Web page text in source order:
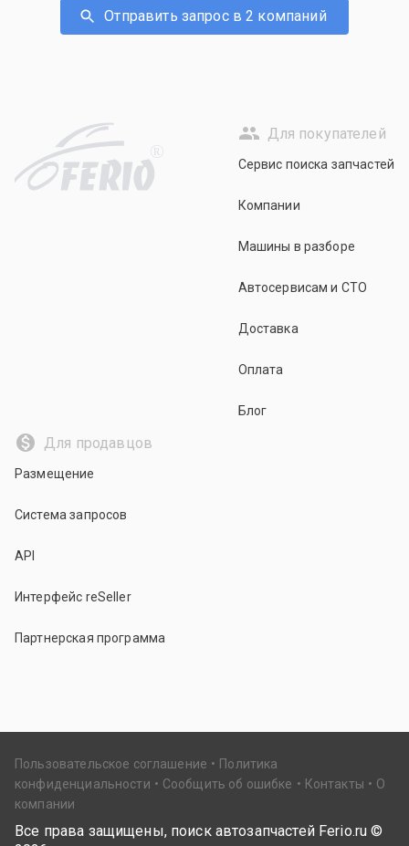
Отправить запрос в 2 компаний
R
Для покупателей
Сервис поиска запчастей
Компании
Машины в разборе
Автосервисам и СТО
Доставка
Оплата
Блог
Для продавцов
Размещение
Система запросов
API
Интерфейс reSeller
Партнерская программа
Пользовательское соглашение
Политика
конфиденциальности
Сообщить об ошибке Контакты
О
компании
Все права защищены, поиск автозапчастей Ferio.ru ©